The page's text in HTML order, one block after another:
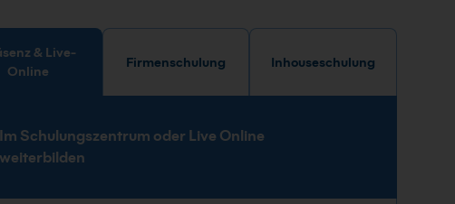
& Live-
Online
Firmenschulung Inhouseschulung
Im Schulungszentrum oder Live Online
weiterbilden